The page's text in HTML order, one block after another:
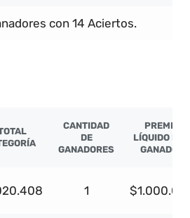
con 14 Aciertos.
CANTIDAD
DE
GANADORES
PREMIO
LÍQUIDO POR
GANADOR
1